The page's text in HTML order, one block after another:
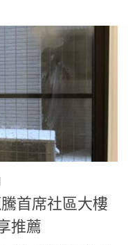
首席社區大樓
推薦